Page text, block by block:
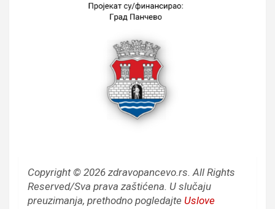
Copyright © 2026 zdravopancevo.rs. All Rights
Reserved/Sva prava zaštićena. U slučaju
preuzimanja, prethodno pogledajte Uslove